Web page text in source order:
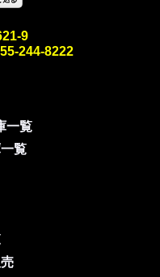
9
244-8222
一覧
覧